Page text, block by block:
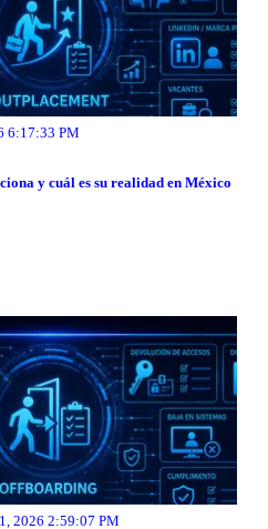
6:17:33 PM
y cuál es su realidad en México
2026 2:59:07 PM